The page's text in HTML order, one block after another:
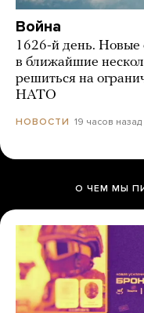
Война
1626-й день.
в ближайшие
решиться на
НАТО
НОВОСТИ 19 часов назад
О ЧЕМ МЫ